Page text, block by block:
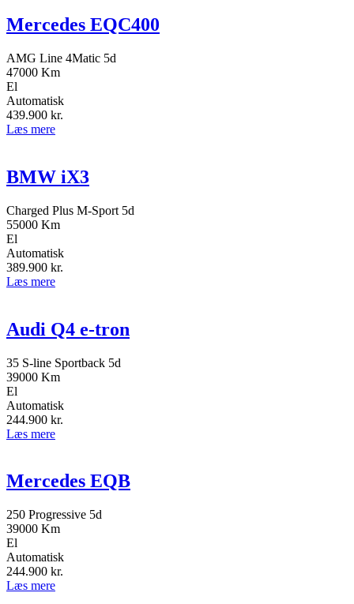
Mercedes EQC400
AMG Line 4Matic 5d
47000 Km
El
Automatisk
439.900 kr.
Læs mere
BMW iX3
Charged Plus M-Sport 5d
55000 Km
El
Automatisk
389.900 kr.
Læs mere
Audi Q4 e-tron
35 S-line Sportback 5d
39000 Km
El
Automatisk
244.900 kr.
Læs mere
Mercedes EQB
250 Progressive 5d
39000 Km
El
Automatisk
244.900 kr.
Læs mere